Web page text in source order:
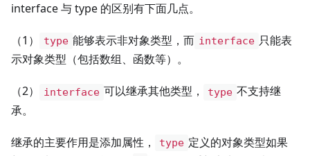
interface 与 type 的区别有下面几点。
（1） type 能够表示非对象类型，而 interface 只能表
示对象类型（包括数组、函数等）。
（2） interface 可以继承其他类型， type 不支持继
承。
继承的主要作用是添加属性， type 定义的对象类型如果